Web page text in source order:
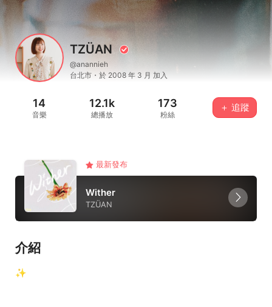
TZÜAN
@anannieh
台北市・於 2008 年 3 月 加入
14
音樂
12.1k
總播放
173
粉絲
＋ 追蹤
最新發布
Wither
TZÜAN
介紹
✨